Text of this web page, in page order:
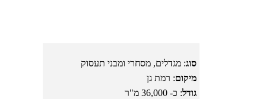
סוג: מגדלים, מסחרי ומבני תעסוק
מיקום: רמת גן
גודל: כ- 36,000 מ"ר